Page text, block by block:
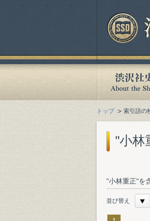
トップ 索引語の
"小林
"小林重正"を
並び替え